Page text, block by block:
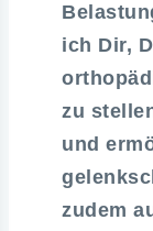
ich Dir,
zu
und
zudem